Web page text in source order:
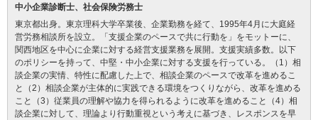
中小企業診断士、社会保険労務士
東京都出身。東京理科大学卒業後、企業勤務を経て、1995年4月に大庭経
営労務相談所を設立。「支援企業のペースで共に行動を」をモットーに、
関西地区を中心に企業に対する経営支援業務を展開。支援実績多数。以下
のポリシーを持って、中堅・中小企業に対する支援を行っている。（1）相
談企業の実情、特性に配慮した上で、相談企業のペースで改革を進めるこ
と（2）相談企業が主体的に実践できる環境をつくりながら、改革を進める
こと（3）従業員の理解や協力を得られるように改革を進めること（4）相
談企業に対して、理論より行動重視という考えに基づき、レスポンスを早